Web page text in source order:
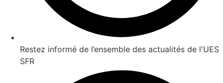
Restez informé de l’ensemble des actualités de l'UES
SFR